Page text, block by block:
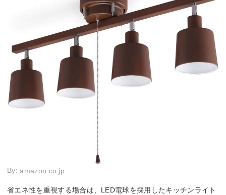
By:amazon.co.jp
省エネ性を重視する場合は、LED電球を採用したキッチンライト